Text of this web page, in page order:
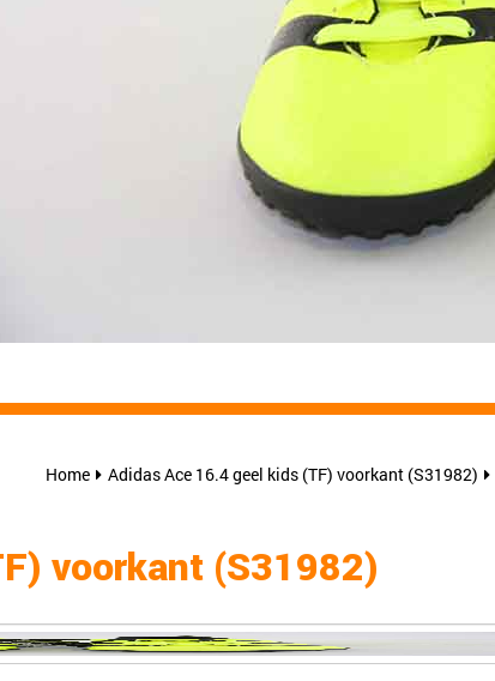
Home Adidas Ace 16.4 geel kids (TF) voorkant (S31982)
voorkant (S31982)